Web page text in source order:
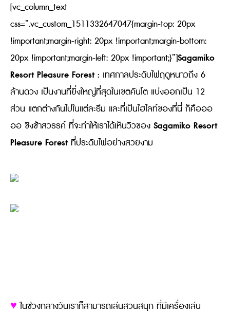
[vc_column_text
css=”.vc_custom_1511332647047{margin-top: 20px
!important;margin-right: 20px !important;margin-bottom:
20px !important;margin-left: 20px !important;}”]Sagamiko
Resort Pleasure Forest : เทศกาลประดับไฟฤดูหนาวถึง 6
ล้านดวง เป็นงานที่ยิ่งใหญ่ที่สุดในเขตคันโต แบ่งออกเป็น 12
ส่วน แตกต่างกันไปในแต่ละธีม และที่เป็นไฮไลท์ของที่นี่ ก็คือออ
ออ ชิงช้าสวรรค์ ที่จะทำให้เราได้เห็นวิวของ Sagamiko Resort
Pleasure Forestที่ประดับไฟอย่างสวยงาม
♥ ในช่วงกลางวันเราก็สามารถเล่นสวนสนุก ที่มีเครื่องเล่น